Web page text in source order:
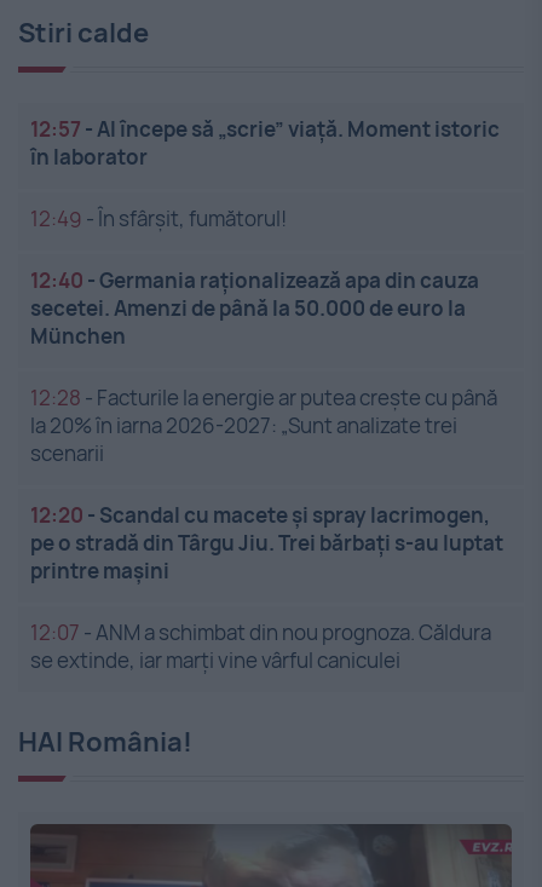
Stiri calde
12:57 -AI începe să „scrie” viață. Moment istoric
în laborator
12:49 -În sfârșit, fumătorul!
12:40 -Germania raționalizează apa din cauza
secetei. Amenzi de până la 50.000 de euro la
München
12:28 - Facturile la energie ar putea crește cu până
la 20% în iarna 2026-2027: „Sunt analizate trei
scenarii
12:20 - Scandal cu macete și spray lacrimogen,
pe o stradă din Târgu Jiu. Trei bărbați s-au luptat
printre mașini
12:07 -ANM a schimbat din nou prognoza. Căldura
se extinde, iar marți vine vârful caniculei
HAI România!